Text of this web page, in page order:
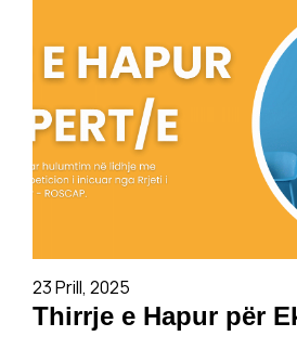
23 Prill, 2025
Thirrje e Hapur për